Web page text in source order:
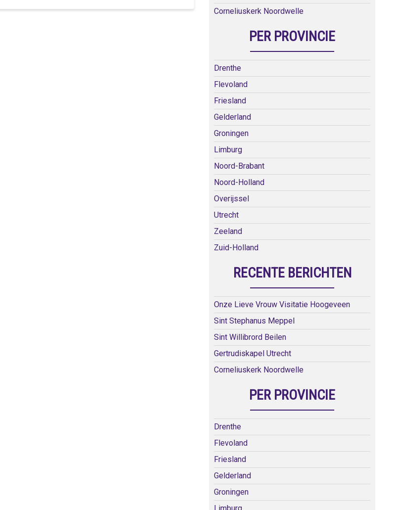
Corneliuskerk Noordwelle
PER PROVINCIE
Drenthe
Flevoland
Friesland
Gelderland
Groningen
Limburg
Noord-Brabant
Noord-Holland
Overijssel
Utrecht
Zeeland
Zuid-Holland
RECENTE BERICHTEN
Onze Lieve Vrouw Visitatie Hoogeveen
Sint Stephanus Meppel
Sint Willibrord Beilen
Gertrudiskapel Utrecht
Corneliuskerk Noordwelle
PER PROVINCIE
Drenthe
Flevoland
Friesland
Gelderland
Groningen